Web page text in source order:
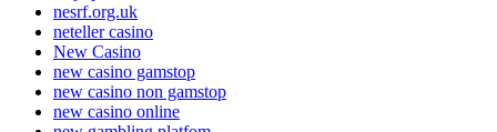
nesrf.org.uk
neteller casino
New Casino
new casino gamstop
new casino non gamstop
new casino online